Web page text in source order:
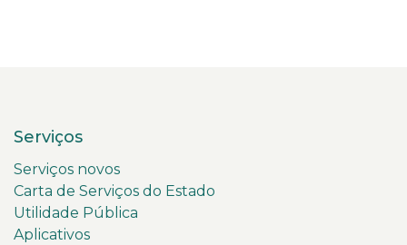
Serviços
Serviços novos
Carta de Serviços do Estado
Utilidade Pública
Aplicativos